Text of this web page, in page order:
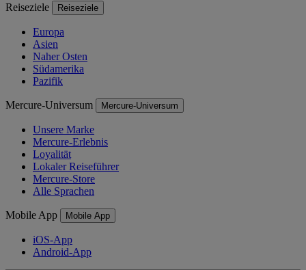
Reiseziele Reiseziele
Europa
Asien
Naher Osten
Südamerika
Pazifik
Mercure-Universum Mercure-Universum
Unsere Marke
Mercure-Erlebnis
Loyalität
Lokaler Reiseführer
Mercure-Store
Alle Sprachen
Mobile App Mobile App
iOS-App
Android-App